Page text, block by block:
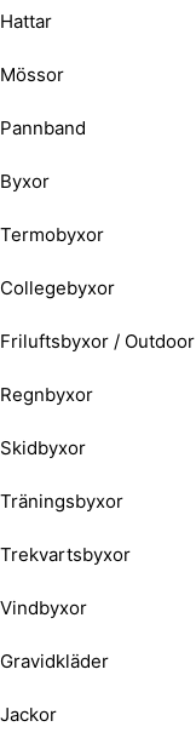
Hattar
Mössor
Pannband
Byxor
Termobyxor
Collegebyxor
Friluftsbyxor / Outdoor
Regnbyxor
Skidbyxor
Träningsbyxor
Trekvartsbyxor
Vindbyxor
Gravidkläder
Jackor